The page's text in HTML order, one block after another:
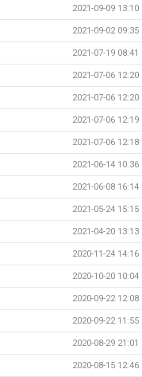
2021-09-09 13:10
2021-09-02 09:35
2021-07-19 08:41
2021-07-06 12:20
2021-07-06 12:20
2021-07-06 12:19
2021-07-06 12:18
2021-06-14 10:36
2021-06-08 16:14
2021-05-24 15:15
2021-04-20 13:13
2020-11-24 14:16
2020-10-20 10:04
2020-09-22 12:08
2020-09-22 11:55
2020-08-29 21:01
2020-08-15 12:46